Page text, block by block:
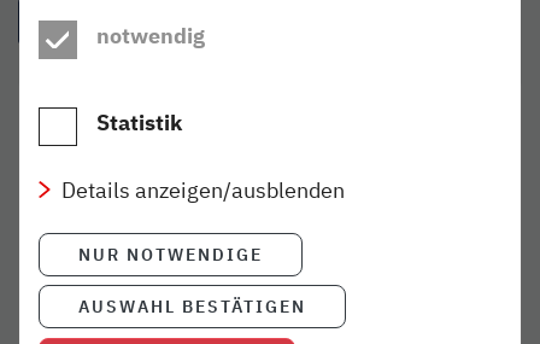
VERWANDTE ARTIKEL
ERLEBEN
Neumünster erleben
weiterlesen
ERLEBEN 02. NOV 2018
notwendig
Statistik
Details anzeigen/ausblenden
NUR NOTWENDIGE
AUSWAHL BESTÄTIGEN